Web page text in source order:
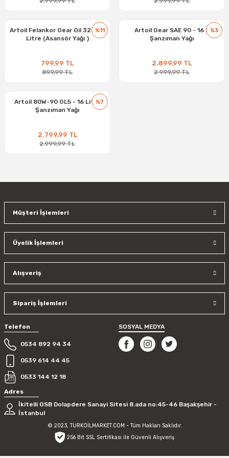
%11
Artoil Felankor Gear Oil 320 - 3
Litre (Asansör Yağı )
799,99 TL
899,99 TL
%3
Artoil Gear SAE 90 - 16 L
Şanzıman Yağı
2.899,99 TL
2.999,99 TL
%7
Artoil 80W-90 GL5 - 16 Litre
Şanzıman Yağı
2.799,99 TL
2.999,99 TL
Müşteri İşlemleri
Üyelik İşlemleri
Alışveriş
Sipariş İşlemleri
Telefon
0534 892 94 34
0539 614 44 45
0533 144 12 18
SOSYAL MEDYA
Adres
İkitelli OSB Dolapdere Sanayi Sitesi 8.ada no:45-46 Başakşehir -
İstanbul
© 2023, TURKOİLMARKET.COM - Tüm Hakları Saklıdır.
256 Bit SSL Sertifikası ile Güvenli Alışveriş